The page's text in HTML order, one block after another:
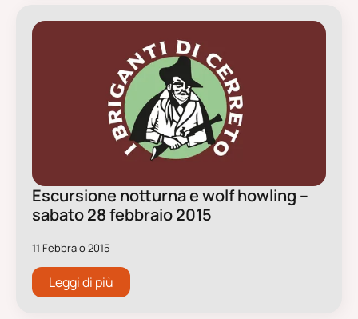
Escursione notturna e wolf howling –
sabato 28 febbraio 2015
11 Febbraio 2015
Leggi di più